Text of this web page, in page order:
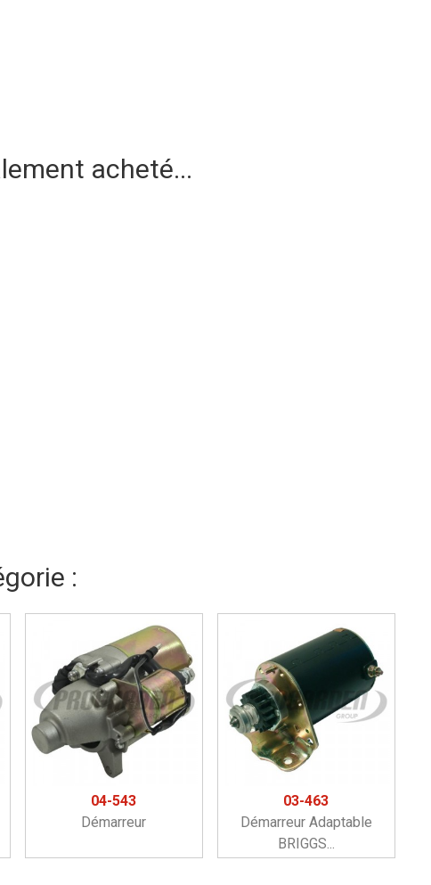
acheté...
:
04-543
Démarreur
03-463
Démarreur Adaptable
BRIGGS...